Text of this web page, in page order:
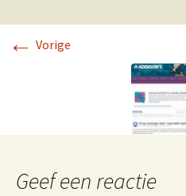
← Vorige
Geef een reactie